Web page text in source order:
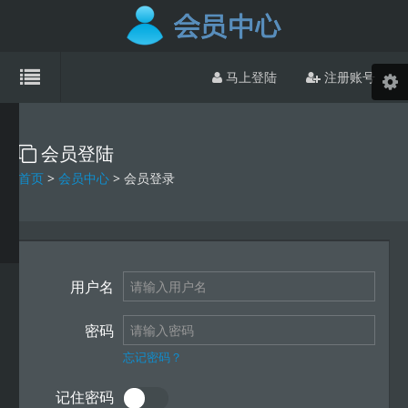
马上登陆 注册账号
会员登陆
首页 > 会员中心 > 会员登录
用户名
密码
忘记密码？
记住密码